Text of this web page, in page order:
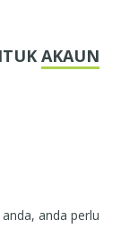
AKAUN
anda perlu